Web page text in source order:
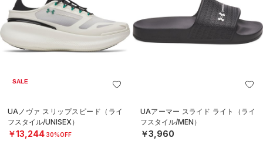
SALE
UAノヴァ スリップスピード（ライ
フスタイル/UNISEX）
￥13,24430%OFF
UAアーマー スライド ライト（ライ
フスタイル/MEN）
￥3,960